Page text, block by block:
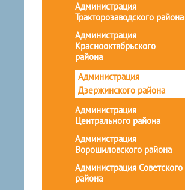
Администрация
Тракторозаводского района
Администрация
Краснооктябрьского
района
Администрация
Дзержинского района
Администрация
Центрального района
Администрация
Ворошиловского района
Администрация Советского
района